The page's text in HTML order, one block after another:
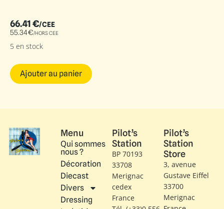
66.41€/CEE
55.34€/HORS CEE
5 en stock
Ajouter au panier
Menu
Qui sommes
nous ?
Décoration
Diecast
Divers
Dressing
Pilot’s
Station
BP 70193
33708
Merignac
cedex
France
Pilot’s
Station
Store
3, avenue
Gustave Eiffel​
33700
Merignac